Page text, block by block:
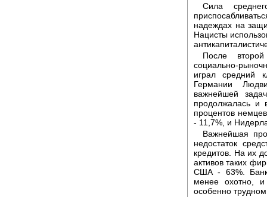
Сила
надеждах на
Нацисты
После
социально-
играл средний
Германии
важнейшей
продолжалась
процентов
- 11,7%, и
Важнейшая
недостаток
кредитов. На их
активов таких
США - 63%.
менее охотно, и
особенно